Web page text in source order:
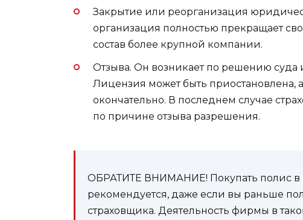
Закрытие или реорганизация
организация полностью прекращает
состав более крупной компании.
Отзыва. Он возникает по решению суда
Лицензия может быть приостановлена,
окончательно. В последнем случае
по причине отзыва разрешения.
ОБРАТИТЕ ВНИМАНИЕ! Покупать полис в
рекомендуется, даже если вы раньше
страховщика. Деятельность фирмы в